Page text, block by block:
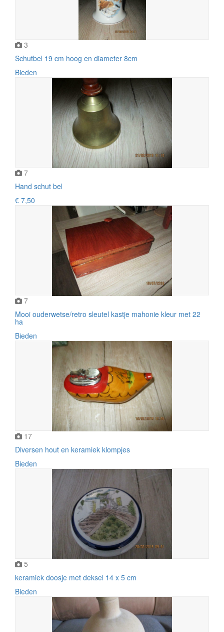
3
Schutbel 19 cm hoog en diameter 8cm
Bieden
7
Hand schut bel
€ 7,50
7
Mooi ouderwetse/retro sleutel kastje mahonie kleur met 22
ha
Bieden
17
Diversen hout en keramiek klompjes
Bieden
5
keramiek doosje met deksel 14 x 5 cm
Bieden